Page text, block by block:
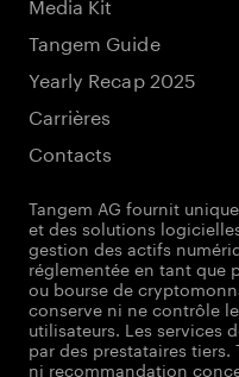
Tangem Guide
Yearly Recap 2025
Carrières
Contacts
Tangem AG fournit
et des solutions
gestion des actifs
réglementée en tant que
ou bourse de
conserve ni ne contrôle
utilisateurs. Les services
par des prestataires
ni recommandation